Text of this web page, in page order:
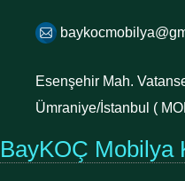
Esenşehir Mah.
Ümraniye/İstanbul (
BayKOÇ Mobilya